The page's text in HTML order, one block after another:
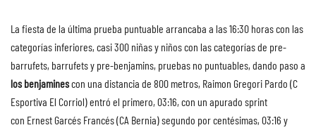
La fiesta de la última prueba puntuable arrancaba a las 16:30 horas con las
categorías inferiores, casi 300 niñas y niños con las categorías de pre-
barrufets, barrufets y pre-benjamins, pruebas no puntuables, dando paso a
los benjaminescon una distancia de 800 metros, Raimon Gregori Pardo (C
Esportiva El Corriol) entró el primero, 03:16, con un apurado sprint
con Ernest Garcés Francés (CA Bernia) segundo por centésimas, 03:16 y